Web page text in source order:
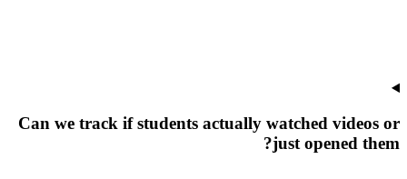
Can we track if students actually watched videos or
just opened them?